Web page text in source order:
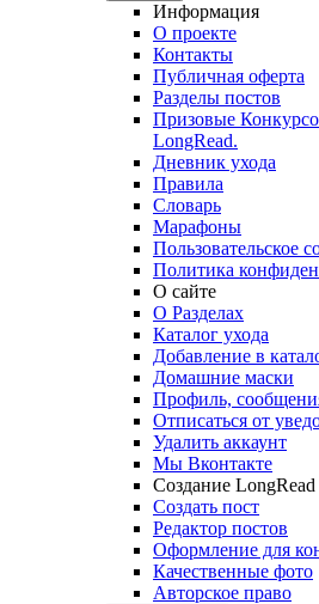
Информация
О проекте
Контакты
Публичная оферта
Разделы постов
Призовые
LongRead.
Дневник ухода
Правила
Словарь
Марафоны
Пользовательское
Политика
О сайте
О Разделах
Каталог ухода
Добавление в
Домашние маски
Профиль,
Отписаться от
Удалить аккаунт
Мы Вконтакте
Создание LongRead
Создать пост
Редактор постов
Оформление для
Качественные фото
Авторское право